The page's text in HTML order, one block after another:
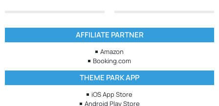
AFFILIATE PARTNER
Amazon
Booking.com
THEME PARK APP
iOS App Store
Android Play Store